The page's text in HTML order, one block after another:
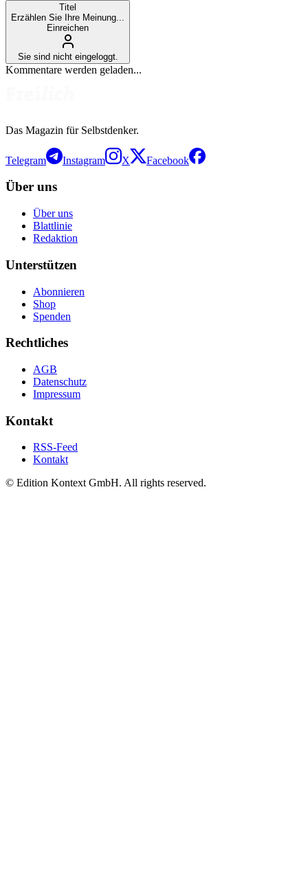
Titel
Erzählen Sie Ihre Meinung...
Einreichen
Sie sind nicht eingeloggt.
Kommentare werden geladen...
Das Magazin für Selbstdenker.
Telegram Instagram X Facebook
Über uns
Über uns
Blattlinie
Redaktion
Unterstützen
Abonnieren
Shop
Spenden
Rechtliches
AGB
Datenschutz
Impressum
Kontakt
RSS-Feed
Kontakt
© Edition Kontext GmbH. All rights reserved.